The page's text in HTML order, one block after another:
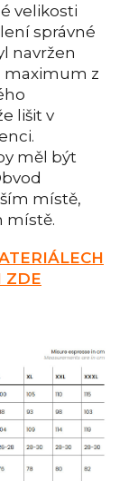
velikosti
správné
navržen
maximum z
lišit v
měl být
místě,
místě.
ZDE